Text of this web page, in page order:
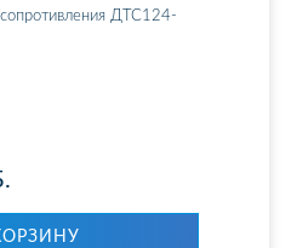
со­про­тив­ле­ния ДТ­С124-